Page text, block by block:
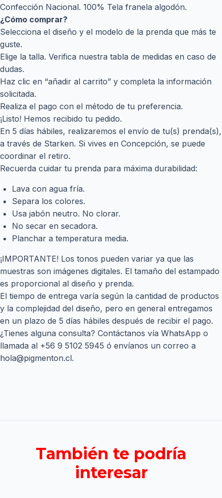
Confección Nacional. 100% Tela franela algodón.
¿Cómo comprar?
Selecciona el diseño y el modelo de la prenda que más te
guste.
Elige la talla. Verifica nuestra tabla de medidas en caso de
dudas.
Haz clic en “añadir al carrito” y completa la información
solicitada.
Realiza el pago con el método de tu preferencia.
¡Listo! Hemos recibido tu pedido.
En 5 días hábiles, realizaremos el envío de tu(s) prenda(s),
a través de Starken. Si vives en Concepción, se puede
coordinar el retiro.
Recuerda cuidar tu prenda para máxima durabilidad:
Lava con agua fría.
Separa los colores.
Usa jabón neutro. No clorar.
No secar en secadora.
Planchar a temperatura media.
¡IMPORTANTE! Los tonos pueden variar ya que las
muestras son imágenes digitales. El tamaño del estampado
es proporcional al diseño y prenda.
El tiempo de entrega varía según la cantidad de productos
y la complejidad del diseño, pero en general entregamos
en un plazo de 5 días hábiles después de recibir el pago.
¿Tienes alguna consulta? Contáctanos vía WhatsApp o
llamada al +56 9 5102 5945 ó envíanos un correo a
hola@pigmenton.cl.
También te podría
interesar